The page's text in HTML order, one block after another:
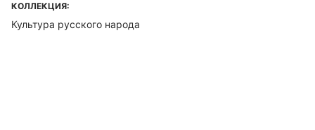
КОЛЛЕКЦИЯ:
Культура русского народа